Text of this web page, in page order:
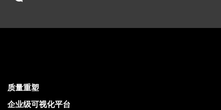
质量重塑
企业级可视化平台